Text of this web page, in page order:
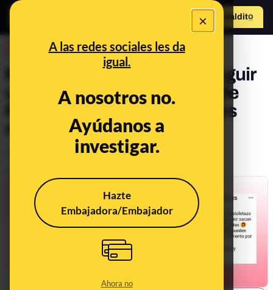
×
A las redes sociales les da
igual.
A nosotros no.
Ayúdanos a
investigar.
Hazte
Embajadora/Embajador
Ahora no
Hazte Maldito
No, este sorteo para conseguir
un calendario de adviento de
Pandora por dos euros no es
real: es ‘phishing’